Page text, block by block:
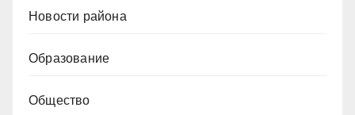
Новости района
Образование
Общество